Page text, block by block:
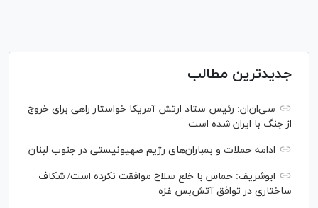
جدیدترین مطالب
سی‌ان‌‌ان: رئیس ستاد ارتش آمریکا خواستار راهی برای خروج
از جنگ با ایران شده است
ادامه حملات و بمباران‌های رژیم صهیونیستی در جنوب لبنان
ابوشریف: حماس با خلع سلاح موافقت نکرده است/ شکاف
ساختاری در توافق آتش‌‎بس غزه